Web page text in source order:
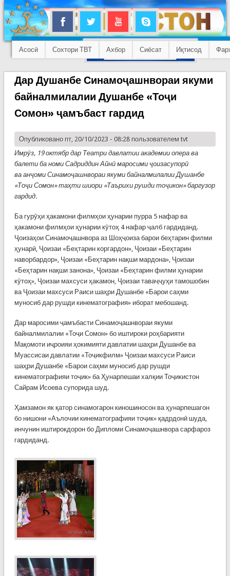
Асосӣ Сохтори ТВТ Ахбор Сиёсат Иқтисод
Дар Душанбе Синамоҷашнвораи якуми
байналмилалии Душанбе «Тоҷи
Сомон» ҷамъбаст гардид
Опубликовано пт, 20/10/2023 - 08:28 пользователем tvt
Имрӯз, 19 октябр дар Театри давлатии академии опера ва
балети ба номи Садриддин Айнӣ маросими ҷоизасупорӣ
ваанҷоми Синамоҷашнвораи якуми байналмилалии Душанбе
«Тоҷи Сомон» таҳти шиори «Таърихи рушди тоҷикон» баргузор
гардид.
Ба гурӯҳи ҳакамони филмҳои ҳунарии пурра 5 нафар ва
ҳакамони филмҳои ҳунарии кӯтоҳ 4 нафар ҷалб гардиданд.
Ҷоизаҳои Синамоҷашнвора аз Шоҳҷоиза барои беҳтарин филми
ҳунарӣ, Ҷоизаи «Беҳтарин коргардон», Ҷоизаи «Беҳтарин
наворбардор», Ҷоизаи «Беҳтарин нақши мардона», Ҷоизаи
«Беҳтарин нақши занона», Ҷоизаи «Беҳтарин филми ҳунарии
кӯтоҳ», Ҷоизаи махсуси ҳакамон, Ҷоизаи таваҷҷуҳи тамошобин
ва Ҷоизаи махсуси Раиси шаҳри Душанбе «Барои саҳми
муносиб дар рушди кинематография» иборат мебошанд.
Дар маросими ҷамъбасти Синамоҷашнвораи якуми
байналмилалии «Тоҷи Сомон» бо иштироки роҳбарияти
Мақомоти иҷроияи ҳокимияти давлатии шаҳри Душанбе ва
Муассисаи давлатии «Тоҷикфилм» Ҷоизаи махсуси Раиси
шаҳри Душанбе «Барои саҳми муносиб дар рушди
кинематографияи тоҷик» ба Ҳунарпешаи халқии Тоҷикистон
Сайрам Исоева супорида шуд.
Ҳамзамон як қатор синамогарон киношиносон ва ҳунарпешагон
бо нишони «Аълочии кинематографияи тоҷик» қадрдонӣ шуда,
инчунин иштирокдорон бо Дипломи Синамоҷашнвора сарфароз
гардиданд.